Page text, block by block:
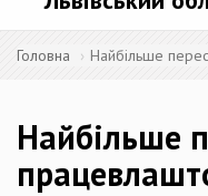
Головна Найбільше
Найбільше